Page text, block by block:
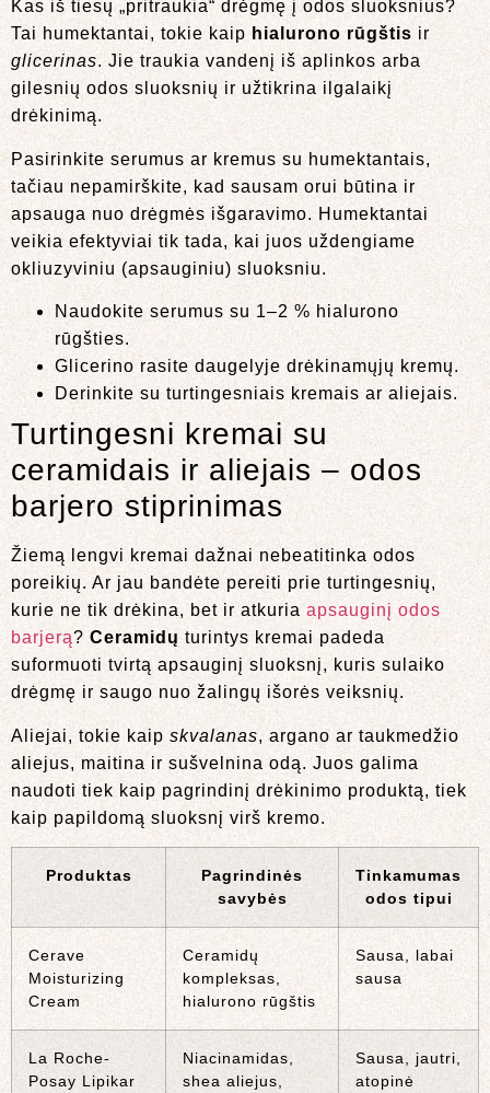
Kas iš tiesų „pritraukia“ drėgmę į odos sluoksnius?
Tai humektantai, tokie kaip hialurono rūgštis ir
glicerinas. Jie traukia vandenį iš aplinkos arba
gilesnių odos sluoksnių ir užtikrina ilgalaikį
drėkinimą.
Pasirinkite serumus ar kremus su humektantais,
tačiau nepamirškite, kad sausam orui būtina ir
apsauga nuo drėgmės išgaravimo. Humektantai
veikia efektyviai tik tada, kai juos uždengiame
okliuzyviniu (apsauginiu) sluoksniu.
Naudokite serumus su 1–2 % hialurono
rūgšties.
Glicerino rasite daugelyje drėkinamųjų kremų.
Derinkite su turtingesniais kremais ar aliejais.
Turtingesni kremai su
ceramidais ir aliejais – odos
barjero stiprinimas
Žiemą lengvi kremai dažnai nebeatitinka odos
poreikių. Ar jau bandėte pereiti prie turtingesnių,
kurie ne tik drėkina, bet ir atkuria apsauginį odos
barjerą? Ceramidų turintys kremai padeda
suformuoti tvirtą apsauginį sluoksnį, kuris sulaiko
drėgmę ir saugo nuo žalingų išorės veiksnių.
Aliejai, tokie kaip skvalanas, argano ar taukmedžio
aliejus, maitina ir sušvelnina odą. Juos galima
naudoti tiek kaip pagrindinį drėkinimo produktą, tiek
kaip papildomą sluoksnį virš kremo.
Produktas
Pagrindinės
savybės
Tinkamumas
odos tipui
Cerave
Moisturizing
Cream
Ceramidų
kompleksas,
hialurono rūgštis
Sausa, labai
sausa
La Roche-
Posay Lipikar
Niacinamidas,
shea aliejus,
Sausa, jautri,
atopinė